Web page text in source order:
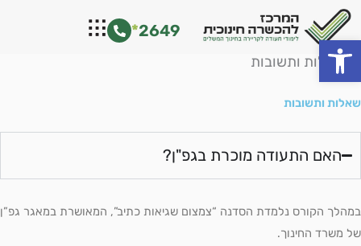
פתח סרגל נגישות
דילוג
לתוכן
2649
*
שאלות ותשובות
שאלות ותשובות
האם התעודה מוכרת בגפ"ן?
במהלך הקורס נלמדת הסדנה “צמצום שגיאות כתיב”, המאושרת במאגר גפ”ן
של משרד החינוך.